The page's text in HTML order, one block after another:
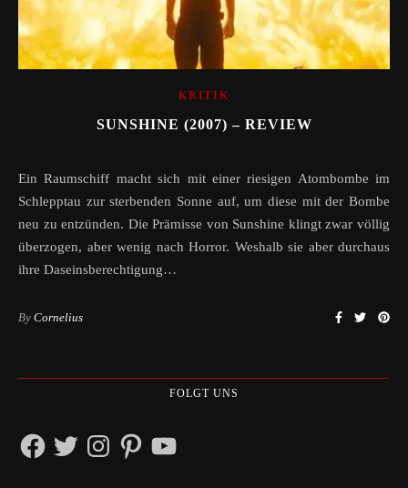
KRITIK
SUNSHINE (2007) – REVIEW
Ein Raumschiff macht sich mit einer riesigen Atombombe im
Schlepptau zur sterbenden Sonne auf, um diese mit der Bombe
neu zu entzünden. Die Prämisse von Sunshine klingt zwar völlig
überzogen, aber wenig nach Horror. Weshalb sie aber durchaus
ihre Daseinsberechtigung…
By Cornelius
FOLGT UNS
FacebookTwitterInstagramPinterestYouTube